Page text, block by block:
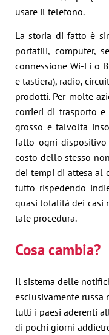
usare il telefono.
La storia di fatto è
portatili, computer,
connessione Wi-Fi o
e tastiera), radio,
prodotti. Per molte
corrieri di trasporto e
grosso e talvolta
fatto ogni
costo dello stesso
dei tempi di attesa al
tutto rispedendo
quasi totalità dei casi
tale procedura.
Cosa cambia?
Il sistema delle
esclusivamente russa
tutti i paesi aderenti
di pochi giorni